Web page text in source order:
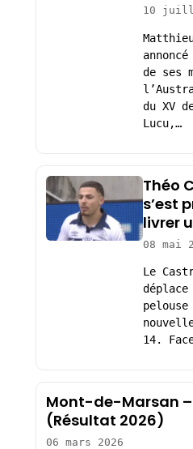
10
de ses
du XV
Lucu,…
Théo
s’est
livrer
08 mai
Le
pelouse
14.
Mont-de-Marsan –
(Résultat 2026)
06 mars 2026